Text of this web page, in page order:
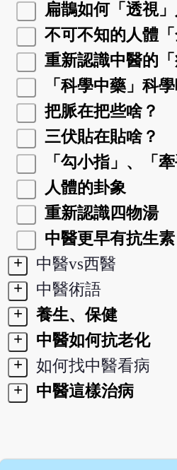
扁鵲如何「透視」
不可不知的人體「
重新認識中醫的「
「科學中藥」科學
把脈在把些啥？
三伏貼在貼啥？
「勾小指」、「
人體的卦象
重新認識四物湯
中醫更早有抗生素
+
中醫vs西醫
+
中醫術語
+
養生、保健
+
中醫如何抗老化
+
如何找中醫看病
+
中醫這樣治病